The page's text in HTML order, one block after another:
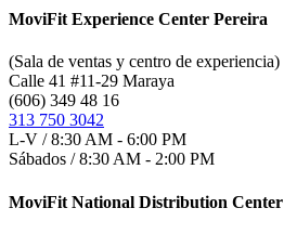
MoviFit Experience Center Pereira
(Sala de ventas y centro de experiencia)
Calle 41 #11-29 Maraya
(606) 349 48 16
313 750 3042
L-V / 8:30 AM - 6:00 PM
Sábados / 8:30 AM - 2:00 PM
MoviFit National Distribution Center